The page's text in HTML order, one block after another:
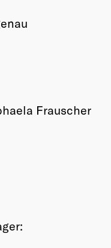
Frauscher